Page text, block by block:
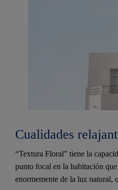
Cualidades
“Textura Floral” tiene la
punto focal en la habitación
enormemente de la luz natural,